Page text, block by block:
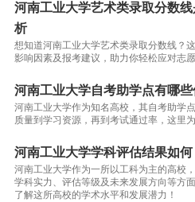
河南工业大学艺术类录取分数
析
想知道河南工业大学艺术类录取分数线？
影响因素及报考建议，助力你轻松应对志愿
河南工业大学自考助学点有哪
河南工业大学作为知名高校，其自考助学
质量到学习资源，再到考试通过率，这里
河南工业大学学科评估结果如
河南工业大学作为一所以工科为主的高校
学科实力、评估等级及未来发展方向等方
了解这所高校的学术水平和发展潜力！